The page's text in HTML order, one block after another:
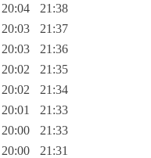
20:04
21:38
20:03
21:37
20:03
21:36
20:02
21:35
20:02
21:34
20:01
21:33
20:00
21:33
20:00
21:31